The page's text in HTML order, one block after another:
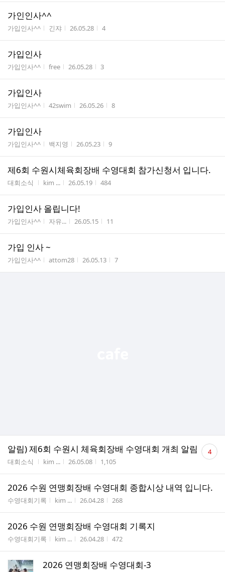
가인인사^^
게시판명
가입인사^^ 작성자
긴쟈 작성시간
26.05.28 조회수
4
가입인사
게시판명
가입인사^^ 작성자
free 작성시간
26.05.28 조회수
3
가입인사
게시판명
가입인사^^ 작성자
42swim 작성시간
26.05.26 조회수
8
가입인사
게시판명
가입인사^^ 작성자
백지영 작성시간
26.05.23 조회수
9
제6회 수원시체육회장배 수영대회 참가신청서 입니다.
게시판명
대회소식 작성자
kim ... 작성시간
26.05.19 조회수
484
가입인사 올립니다!
게시판명
가입인사^^ 작성자
자유... 작성시간
26.05.15 조회수
11
가입 인사 ~
게시판명
가입인사^^ 작성자
attom28 작성시간
26.05.13 조회수
7
알림) 제6회 수원시 체육회장배 수영대회 개최 알림
게시판명
대회소식 작성자
kim ... 작성시간
26.05.08 조회수
1,105
댓
글 4
2026 수원 연맹회장배 수영대회 종합시상 내역 입니다.
게시판명
수영대회기록 작성자
kim ... 작성시간
26.04.28 조회수
268
2026 수원 연맹회장배 수영대회 기록지
게시판명
수영대회기록 작성자
kim ... 작성시간
26.04.28 조회수
472
2026 연맹회장배 수영대회-3